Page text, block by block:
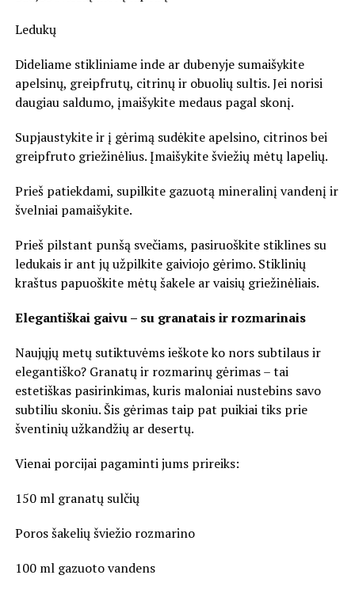
Ledukų
Dideliame stikliniame inde ar dubenyje sumaišykite
apelsinų, greipfrutų, citrinų ir obuolių sultis. Jei norisi
daugiau saldumo, įmaišykite medaus pagal skonį.
Supjaustykite ir į gėrimą sudėkite apelsino, citrinos bei
greipfruto griežinėlius. Įmaišykite šviežių mėtų lapelių.
Prieš patiekdami, supilkite gazuotą mineralinį vandenį ir
švelniai pamaišykite.
Prieš pilstant punšą svečiams, pasiruoškite stiklines su
ledukais ir ant jų užpilkite gaiviojo gėrimo. Stiklinių
kraštus papuoškite mėtų šakele ar vaisių griežinėliais.
Elegantiškai gaivu – su granatais ir rozmarinais
Naujųjų metų sutiktuvėms ieškote ko nors subtilaus ir
elegantiško? Granatų ir rozmarinų gėrimas – tai
estetiškas pasirinkimas, kuris maloniai nustebins savo
subtiliu skoniu. Šis gėrimas taip pat puikiai tiks prie
šventinių užkandžių ar desertų.
Vienai porcijai pagaminti jums prireiks:
150 ml granatų sulčių
Poros šakelių šviežio rozmarino
100 ml gazuoto vandens